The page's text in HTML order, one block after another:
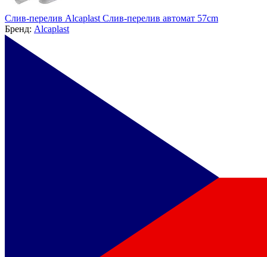
Слив-перелив Alcaplast Слив-перелив автомат 57cm
Бренд: Alcaplast